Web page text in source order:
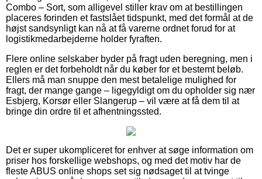
Combo – Sort, som alligevel stiller krav om at bestillingen
placeres forinden et fastslået tidspunkt, med det formål at de
højst sandsynligt kan nå at få varerne ordnet forud for at
logistikmedarbejderne holder fyraften.
Flere online selskaber byder på fragt uden beregning, men i
reglen er det forbeholdt når du køber for et bestemt beløb.
Ellers må man snuppe den mest betalelige mulighed for
fragt, der mange gange – ligegyldigt om du opholder sig nær
Esbjerg, Korsør eller Slangerup – vil være at få dem til at
bringe din ordre til et afhentningssted.
Det er super ukompliceret for enhver at søge information om
priser hos forskellige webshops, og med det motiv har de
fleste ABUS online shops set sig nødsaget til at tvinge